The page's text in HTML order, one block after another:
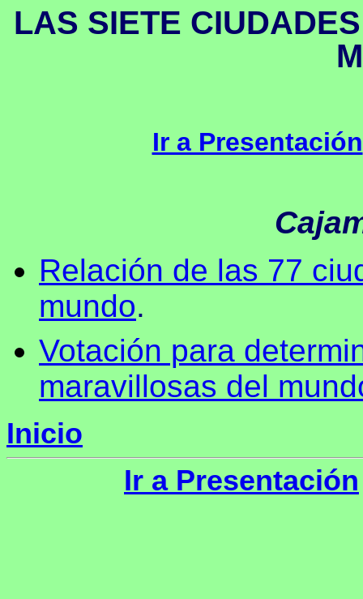
LAS SIETE
Ir a Presentación
Relación de las 77
mundo.
Votación para
maravillosas del
Inicio
Ir a Presentación